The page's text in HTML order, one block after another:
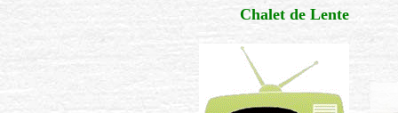
Chalet de Lente